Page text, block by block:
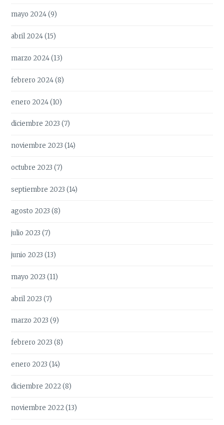
mayo 2024(9)
abril 2024(15)
marzo 2024(13)
febrero 2024(8)
enero 2024(10)
diciembre 2023 (7)
noviembre 2023 (14)
octubre 2023 (7)
septiembre 2023 (14)
agosto 2023 (8)
julio 2023 (7)
junio 2023 (13)
mayo 2023 (11)
abril 2023 (7)
marzo 2023 (9)
febrero 2023 (8)
enero 2023 (14)
diciembre 2022(8)
noviembre 2022(13)